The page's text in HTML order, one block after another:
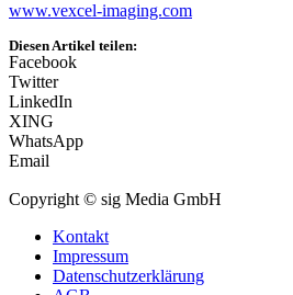
www.vexcel-imaging.com
Diesen Artikel teilen:
Facebook
Twitter
LinkedIn
XING
WhatsApp
Email
Copyright © sig Media GmbH
Kontakt
Impressum
Datenschutzerklärung